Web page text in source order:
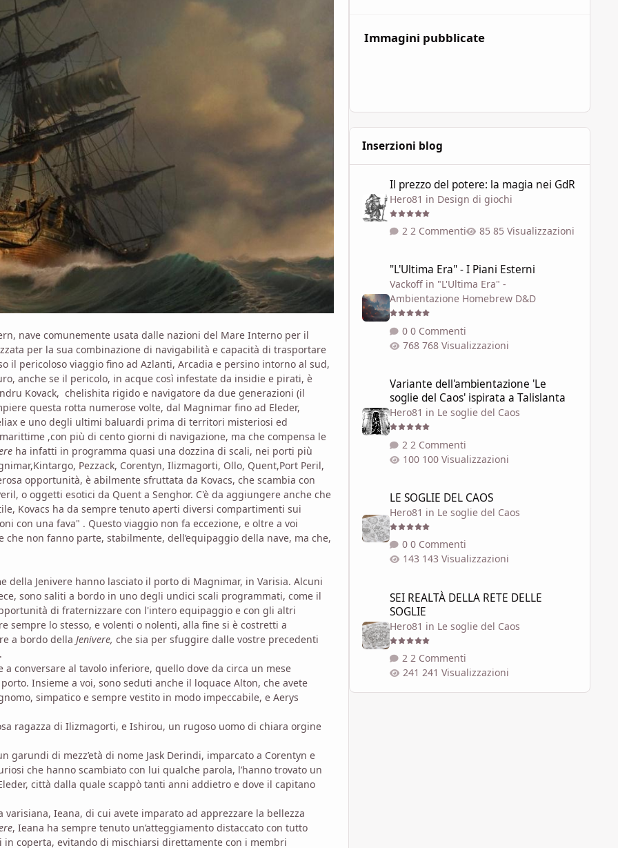
nave comunemente usata dalle nazioni del Mare Interno per il
per la sua combinazione di navigabilità e capacità di trasportare
il pericoloso viaggio fino ad Azlanti, Arcadia e persino intorno al sud,
anche se il pericolo, in acque così infestate da insidie e pirati, è
Kovack, chelishita rigido e navigatore da due generazioni (il
questa rotta numerose volte, dal Magnimar fino ad Eleder,
e uno degli ultimi baluardi prima di territori misteriosi ed
,con più di cento giorni di navigazione, ma che compensa le
ha infatti in programma quasi una dozzina di scali, nei porti più
Pezzack, Corentyn, Ilizmagorti, Ollo, Quent,Port Peril,
opportunità, è abilmente sfruttata da Kovacs, che scambia con
o oggetti esotici da Quent a Senghor. C'è da aggiungere anche che
Kovacs ha da sempre tenuto aperti diversi compartimenti sui
con una fava" . Questo viaggio non fa eccezione, e oltre a voi
non fanno parte, stabilmente, dell’equipaggio della nave, ma che,
Jenivere hanno lasciato il porto di Magnimar, in Varisia. Alcuni
sono saliti a bordo in uno degli undici scali programmati, come il
di fraternizzare con l'intero equipaggio e con gli altri
sempre lo stesso, e volenti o nolenti, alla fine si è costretti a
a bordo della Jenivere, che sia per sfuggire dalle vostre precedenti
conversare al tavolo inferiore, quello dove da circa un mese
Insieme a voi, sono seduti anche il loquace Alton, che avete
simpatico e sempre vestito in modo impeccabile, e Aerys
ragazza di Ilizmagorti, e Ishirou, un rugoso uomo di chiara orgine
garundi di mezz’età di nome Jask Derindi, imparcato a Corentyn e
che hanno scambiato con lui qualche parola, l’hanno trovato un
città dalla quale scappò tanti anni addietro e dove il capitano
Ieana, di cui avete imparato ad apprezzare la bellezza
, Ieana ha sempre tenuto un’atteggiamento distaccato con tutto
coperta, evitando di mischiarsi direttamente con i membri
Immagini pubblicate
Inserzioni blog
Il prezzo del potere: la magia nei GdR
Hero81 in Design di giochi
2 Commenti 85 Visualizzazioni
"L'Ultima Era" - I Piani Esterni
Vackoffin "L'Ultima Era" -
Ambientazione Homebrew D&D
0 Commenti
768 Visualizzazioni
Variante dell'ambientazione 'Le
soglie del Caos' ispirata a Talislanta
Hero81 in Le soglie del Caos
2 Commenti
100 Visualizzazioni
LE SOGLIE DEL CAOS
Hero81 in Le soglie del Caos
0 Commenti
143 Visualizzazioni
SEI REALTÀ DELLA RETE DELLE
SOGLIE
Hero81 in Le soglie del Caos
2 Commenti
241 Visualizzazioni